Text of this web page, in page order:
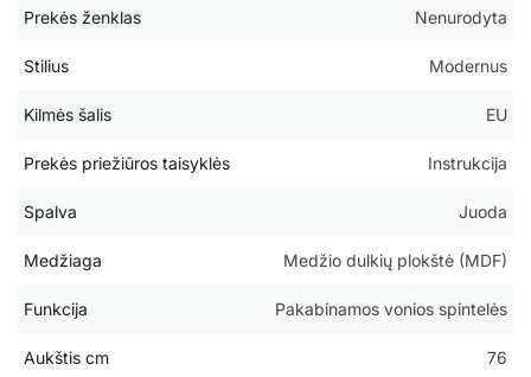
Prekės ženklas Nenurodyta
Stilius Modernus
Kilmės šalis EU
Prekės priežiūros taisyklės Instrukcija
Spalva Juoda
Medžiaga Medžio dulkių plokštė (MDF)
Funkcija Pakabinamos vonios spintelės
Aukštis cm 76